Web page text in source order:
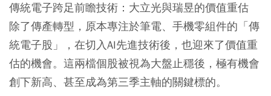
傳統電子跨足前瞻技術：大立光與瑞昱的價值重估
除了傳產轉型，原本專注於筆電、手機零組件的「傳
統電子股」，在切入AI先進技術後，也迎來了價值重
估的機會。這兩檔個股被視為大盤止穩後，極有機會
創下新高、甚至成為第三季主軸的關鍵標的。